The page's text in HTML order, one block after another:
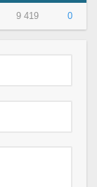
9 419 0